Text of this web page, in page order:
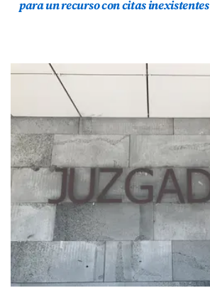
para un recurso con citas inexistentes